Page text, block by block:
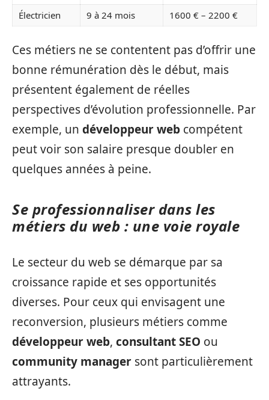
Électricien 9 à 24 mois 1600 € – 2200 €
Ces métiers ne se contentent pas d’offrir une
bonne rémunération dès le début, mais
présentent également de réelles
perspectives d’évolution professionnelle. Par
exemple, un développeur web compétent
peut voir son salaire presque doubler en
quelques années à peine.
Se professionnaliser dans les
métiers du web : une voie royale
Le secteur du web se démarque par sa
croissance rapide et ses opportunités
diverses. Pour ceux qui envisagent une
reconversion, plusieurs métiers comme
développeur web, consultant SEO ou
community manager sont particulièrement
attrayants.